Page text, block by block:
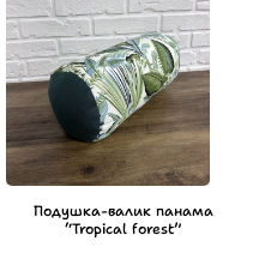
Подушка-валик панама
“Tropical forest”